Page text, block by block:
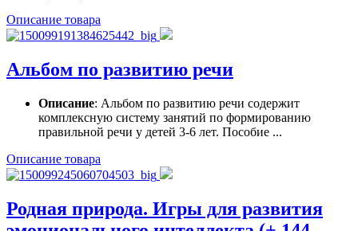
Описание товара
Альбом по развитию речи
Описание: Альбом по развитию речи содержит
комплексную систему занятий по формированию
правильной речи у детей 3-6 лет. Пособие ...
Описание товара
Родная природа. Игры для развития